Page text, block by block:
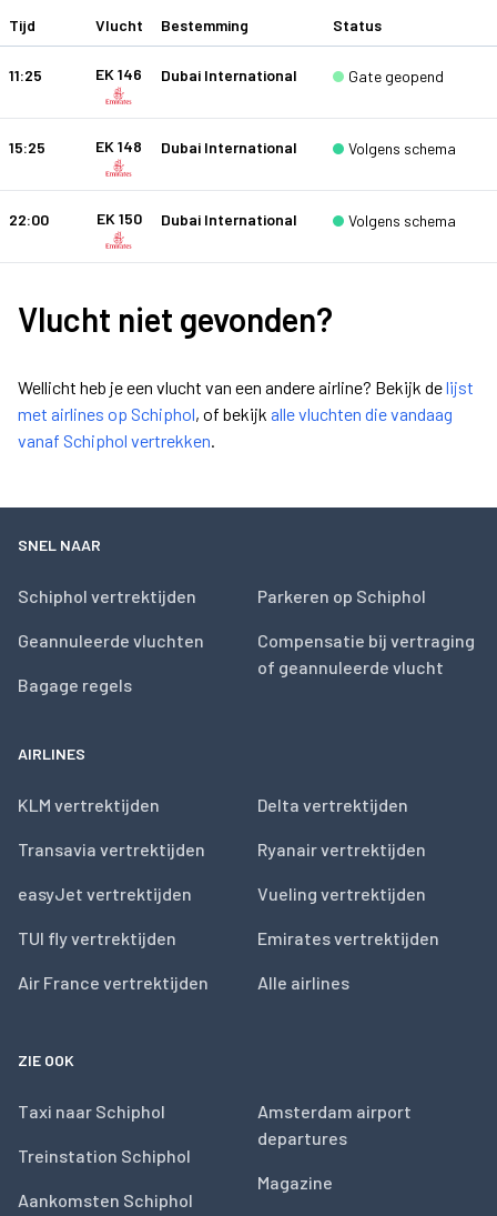
Tijd Vlucht Bestemming Status
11:25 EK 146 Dubai International Gate geopend
15:25 EK 148 Dubai International Volgens schema
22:00 EK 150 Dubai International Volgens schema
Vlucht niet gevonden?
Wellicht heb je een vlucht van een andere airline? Bekijk delijst
met airlines op Schiphol, of bekijk alle vluchten die vandaag
vanaf Schiphol vertrekken.
SNEL NAAR
Schiphol vertrektijden
Geannuleerde vluchten
Bagage regels
Parkeren op Schiphol
Compensatie bij vertraging
of geannuleerde vlucht
AIRLINES
KLM vertrektijden
Transavia vertrektijden
easyJet vertrektijden
TUI fly vertrektijden
Air France vertrektijden
Delta vertrektijden
Ryanair vertrektijden
Vueling vertrektijden
Emirates vertrektijden
Alle airlines
ZIE OOK
Taxi naar Schiphol
Treinstation Schiphol
Aankomsten Schiphol
Amsterdam airport
departures
Magazine